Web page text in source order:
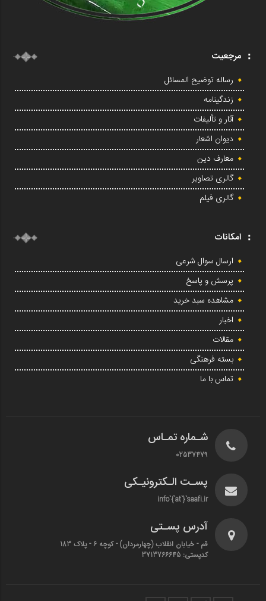
مرجعیت
رساله توضیح المسائل
زندگینامه
آثار و تألیفات
دیوان اشعار
معارف دین
گالری تصاویر
گالری فیلم
امکانات
ارسال سوال شرعی
پرسش و پاسخ
مشاهده سبد خرید
اخبار
مقالات
بسته فرهنگی
تماس با ما
شـماره تمـاس
02537479
پسـت الـکترونیـکی
info`{`at`}`saafi.ir
آدرس پسـتی
قم - خیابان انقلاب (چهارمردان)‌ - کوچه 6 - پلاک 183
کدپستی: 3713766645